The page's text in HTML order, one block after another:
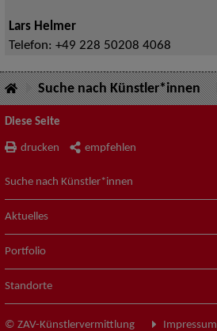
Lars Helmer
Telefon: +49 228 50208 4068
Suche nach Künstler*innen
Diese Seite
drucken empfehlen
Suche nach Künstler*innen
Aktuelles
Portfolio
Standorte
© ZAV-Künstlervermittlung Impressum